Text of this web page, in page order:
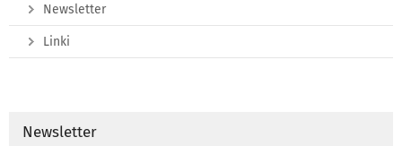
Newsletter
Linki
Newsletter